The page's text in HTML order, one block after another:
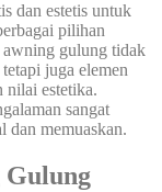
dan estetis untuk
pilihan
awning gulung tidak
juga elemen
nilai estetika.
sangat
dan memuaskan.
Gulung